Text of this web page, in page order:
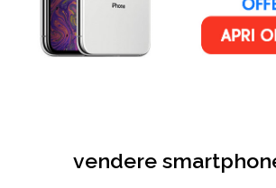
vendere